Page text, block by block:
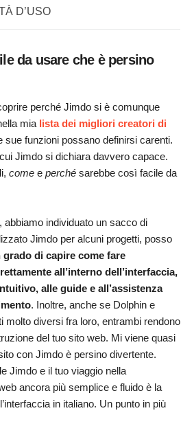
D’USO
da usare che è persino
perché Jimdo si è comunque
mia lista dei migliori creatori di
sue funzioni possano definirsi carenti.
Jimdo si dichiara davvero capace.
come e perché sarebbe così facile da
abbiamo individuato un sacco di
Jimdo per alcuni progetti, posso
di capire come fare
all’interno dell’interfaccia,
alle guide e all’assistenza
. Inoltre, anche se Dolphin e
molto diversi fra loro, entrambi rendono
del tuo sito web. Mi viene quasi
con Jimdo è persino divertente.
Jimdo e il tuo viaggio nella
ancora più semplice e fluido è la
in italiano. Un punto in più